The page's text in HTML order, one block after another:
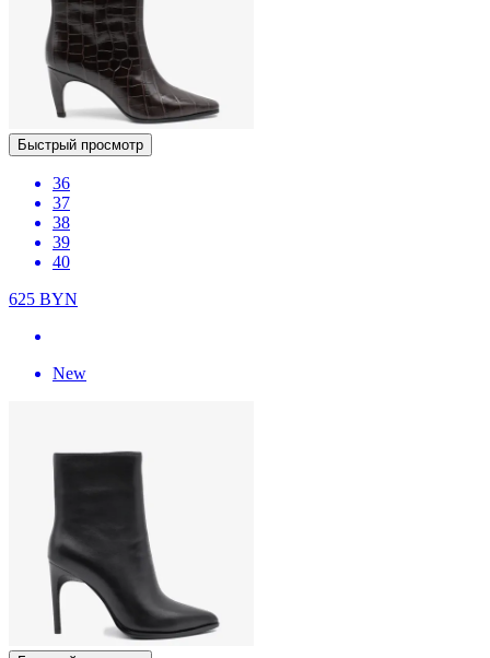
Быстрый просмотр
36
37
38
39
40
625 BYN
New